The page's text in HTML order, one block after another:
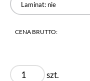
Laminat: nie
CENA BRUTTO:
szt.